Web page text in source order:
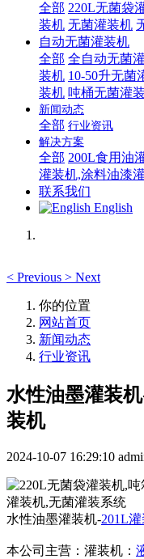
全部 220L无菌袋
装机 无菌灌装机
自动无菌灌装机
全部 全自动无菌
装机 10-50升无菌
装机 吨桶无菌灌
新闻动态
全部 行业资讯
解决方案
全部 200L食用油
灌装机,涂料油漆
联系我们
English
< Previous > Next
你的位置
网站首页
新闻动态
行业资讯
水性油墨灌装
装机
2024-10-07 16:29:10
水性油墨灌装机-201L
本公司主营：灌装机：